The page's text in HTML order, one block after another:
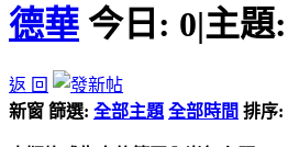
德華 今日: 0|主題:
返 回
新窗 篩選: 全部主題 全部時間 排序: